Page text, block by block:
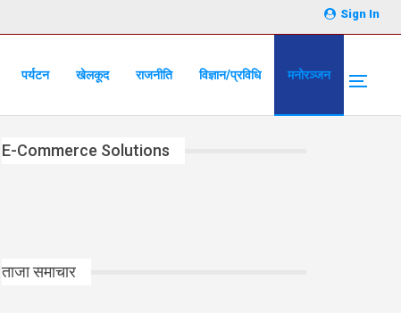
Sign In
पर्यटन खेलकूद राजनीति विज्ञान/प्रविधि मनोरञ्जन
E-Commerce Solutions
ताजा समाचार